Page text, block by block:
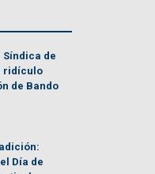
de
ridículo
de Bando
Día de